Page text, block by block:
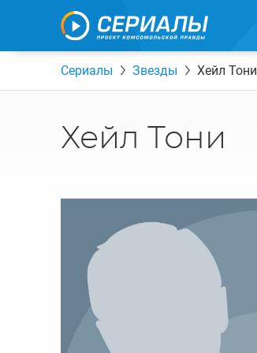
Сериалы Звезды Хейл Тони
Хейл Тони